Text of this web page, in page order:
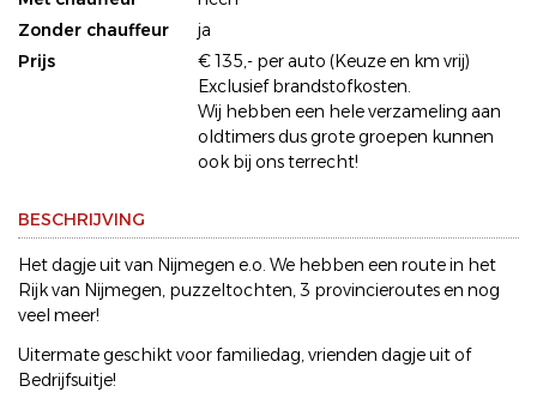
Zonder chauffeur
ja
Prijs
€ 135,- per auto (Keuze en km vrij)
Exclusief brandstofkosten.
Wij hebben een hele verzameling aan
oldtimers dus grote groepen kunnen
ook bij ons terrecht!
BESCHRIJVING
Het dagje uit van Nijmegen e.o. We hebben een route in het
Rijk van Nijmegen, puzzeltochten, 3 provincieroutes en nog
veel meer!
Uitermate geschikt voor familiedag, vrienden dagje uit of
Bedrijfsuitje!